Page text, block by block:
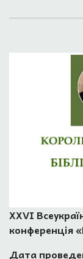
ХХVІ
конференція
Дата